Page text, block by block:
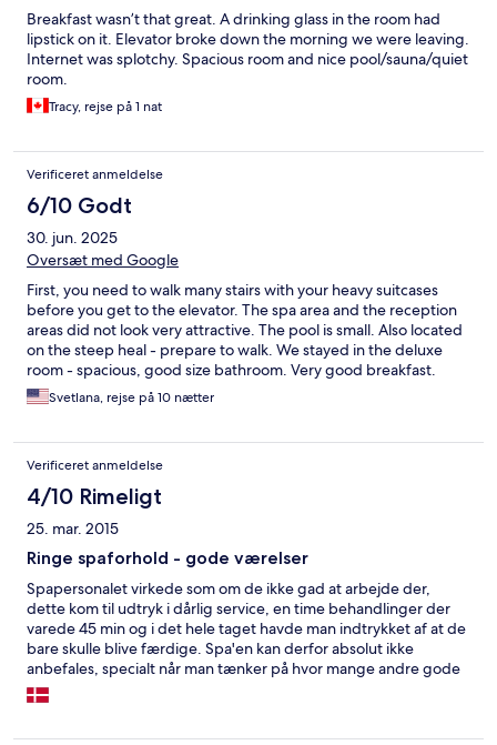
Breakfast wasn’t that great. A drinking glass in the room had
lipstick on it. Elevator broke down the morning we were leaving.
Internet was splotchy. Spacious room and nice pool/sauna/quiet
room.
Tracy, rejse på 1 nat
Verificeret anmeldelse
6/10 Godt
30. jun. 2025
Oversæt med Google
First, you need to walk many stairs with your heavy suitcases
before you get to the elevator. The spa area and the reception
areas did not look very attractive. The pool is small. Also located
on the steep heal - prepare to walk. We stayed in the deluxe
room - spacious, good size bathroom. Very good breakfast.
Staff speaks mostly Czech and Russian. If you are an English
speaker only, you will have some difficulties communicating.
Svetlana, rejse på 10 nætter
Verificeret anmeldelse
4/10 Rimeligt
25. mar. 2015
Ringe spaforhold - gode værelser
Spapersonalet virkede som om de ikke gad at arbejde der,
dette kom til udtryk i dårlig service, en time behandlinger der
varede 45 min og i det hele taget havde man indtrykket af at de
bare skulle blive færdige. Spa'en kan derfor absolut ikke
anbefales, specialt når man tænker på hvor mange andre gode
alternativer der er i byen. Hotellet som sådan var OK,
værelserne var rene og store. Morgenmaden var ikke særlig